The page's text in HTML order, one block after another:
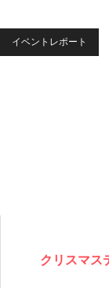
イベントレポート
クリスマス